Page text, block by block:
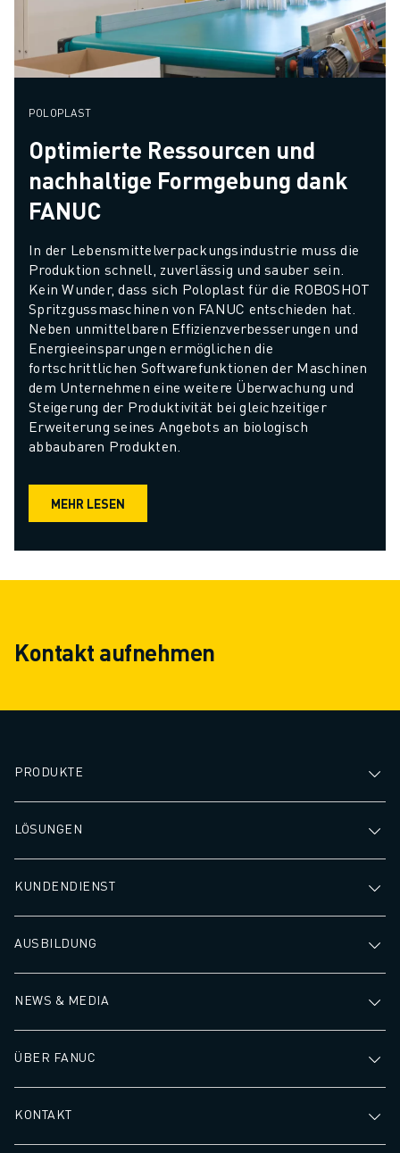
POLOPLAST
Optimierte Ressourcen und
nachhaltige Formgebung dank
FANUC
In der Lebensmittelverpackungsindustrie muss die
Produktion schnell, zuverlässig und sauber sein.
Kein Wunder, dass sich Poloplast für die ROBOSHOT
Spritzgussmaschinen von FANUC entschieden hat.
Neben unmittelbaren Effizienzverbesserungen und
Energieeinsparungen ermöglichen die
fortschrittlichen Softwarefunktionen der Maschinen
dem Unternehmen eine weitere Überwachung und
Steigerung der Produktivität bei gleichzeitiger
Erweiterung seines Angebots an biologisch
abbaubaren Produkten.
MEHR LESEN
Kontakt aufnehmen
PRODUKTE
LÖSUNGEN
KUNDENDIENST
AUSBILDUNG
NEWS & MEDIA
ÜBER FANUC
KONTAKT